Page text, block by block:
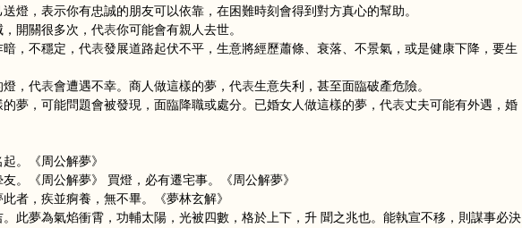
燈，表示你有忠誠的朋友可以依靠，在困難時刻會得到對方真心的幫助。
開關很多次，代表你可能會有親人去世。
，不穩定，代表發展道路起伏不平，生意將經歷蕭條、衰落、不景氣，或是健康下降，要生
燈，代表會遭遇不幸。商人做這樣的夢，代表生意失利，甚至面臨破產危險。
夢，可能問題會被發現，面臨降職或處分。已婚女人做這樣的夢，代表丈夫可能有外遇，婚
。《周公解夢》
。《周公解夢》 買燈，必有遷宅事。《周公解夢》
者，疾並痾養，無不畢。《夢林玄解》
此夢為氣焰衝霄，功輔太陽，光被四數，格於上下，升 聞之兆也。能執宣不移，則謀事必決